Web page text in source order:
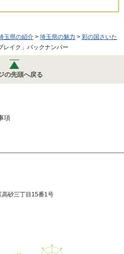
玉県の紹介 > 埼玉県の魅力 > 彩の国さいた
レイク」バックナンバー
の先頭へ戻る
項
砂三丁目15番1号